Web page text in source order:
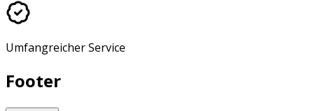
Umfangreicher Service
Footer